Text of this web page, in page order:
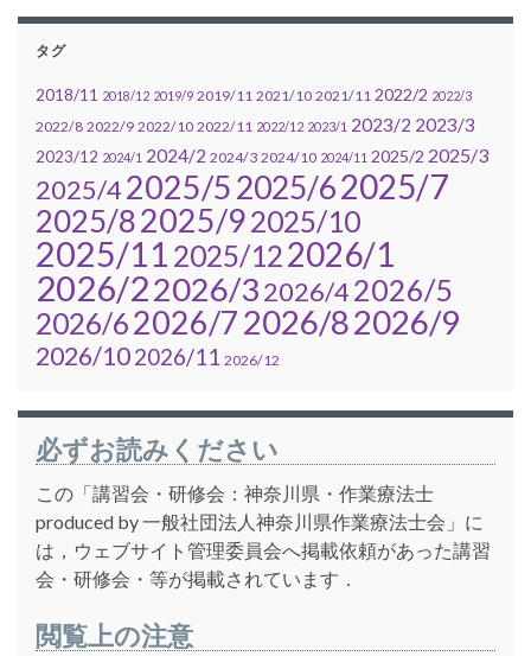
タグ
2018/11 2018/12 2019/9 2019/11 2021/10 2021/11 2022/2 2022/3
2022/8 2022/9 2022/10 2022/11 2022/12 2023/1 2023/2 2023/3
2023/12 2024/1 2024/2 2024/3 2024/10 2024/11 2025/2 2025/3
2025/42025/52025/62025/7
2025/82025/92025/10
2025/11 2025/122026/1
2026/22026/32026/42026/5
2026/62026/72026/82026/9
2026/102026/11 2026/12
必ずお読みください
この「講習会・研修会：神奈川県・作業療法士
produced by 一般社団法人神奈川県作業療法士会」に
は，ウェブサイト管理委員会へ掲載依頼があった講習
会・研修会・等が掲載されています．
閲覧上の注意